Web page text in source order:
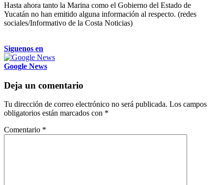
Hasta ahora tanto la Marina como el Gobierno del Estado de
Yucatán no han emitido alguna información al respecto. (redes
sociales/Informativo de la Costa Noticias)
Siguenos en
Google News
Deja un comentario
Tu dirección de correo electrónico no será publicada. Los campos
obligatorios están marcados con *
Comentario *